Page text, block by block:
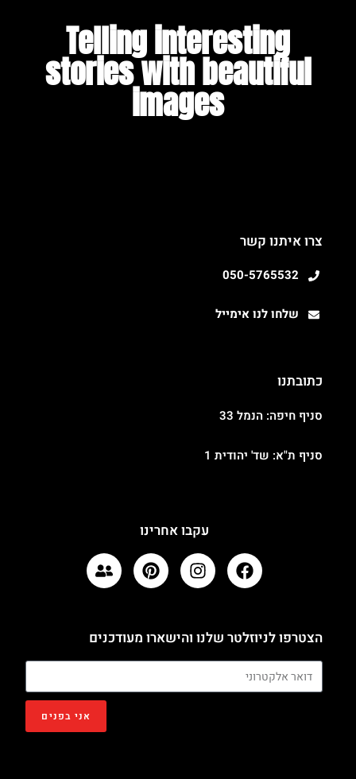
Telling interesting
stories with beautiful
images​
הצטרפו לניוזלטר שלנו והישארו מעודכנים
אני בפנים
עקבו אחרינו
כתובתנו
סניף חיפה: הנמל 33
סניף ת"א: שד' יהודית 1
צרו איתנו קשר
050-5765532
שלחו לנו אימייל